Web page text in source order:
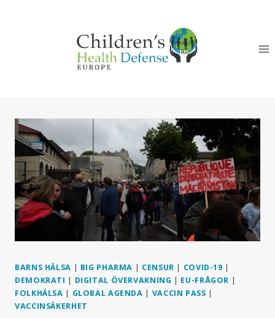
BARNS HÄLSA | BIG PHARMA | CENSUR | COVID-19 |
DEMOKRATI | DIGITAL ÖVERVAKNING | EU-FRÅGOR |
FOLKHÄLSA | GLOBAL AGENDA | VACCIN PASS |
VACCINSÄKERHET